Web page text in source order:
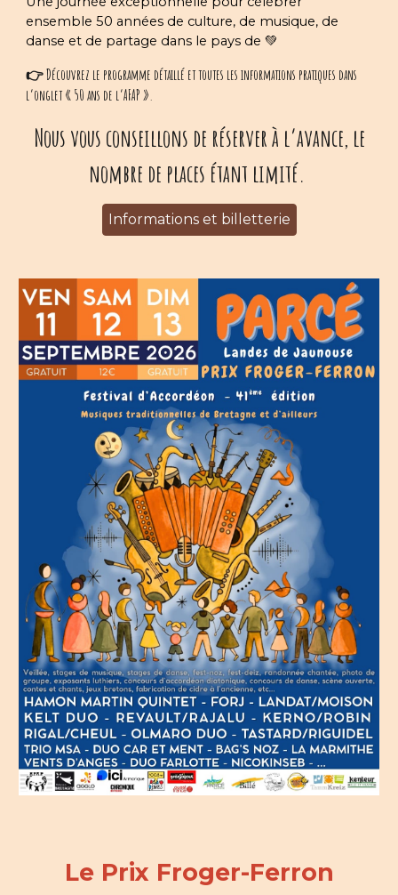
ensemble 50 années de culture, de musique, de
danse et de partage dans le pays de 💚
👉 Découvrez le programme détaillé et toutes les informations pratiques dans
l’onglet « 50 ans de l’AFAP ».
Nous vous conseillons de réserver à l’avance, le
nombre de places étant limité.
Informations et billetterie
Le Prix Froger-Ferron